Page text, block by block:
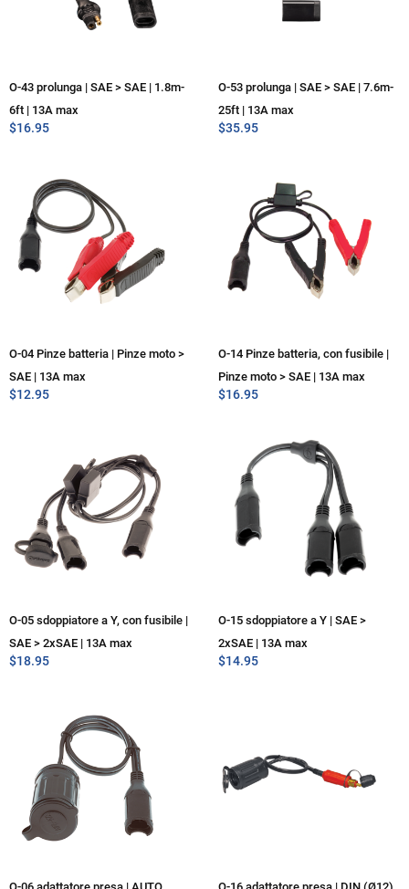
O-43 prolunga | SAE > SAE | 1.8m-
6ft | 13A max
$16.95
O-53 prolunga | SAE > SAE | 7.6m-
25ft | 13A max
$35.95
O-04 Pinze batteria | Pinze moto >
SAE | 13A max
$12.95
O-14 Pinze batteria, con fusibile |
Pinze moto > SAE | 13A max
$16.95
O-05 sdoppiatore a Y, con fusibile |
SAE > 2xSAE | 13A max
$18.95
O-15 sdoppiatore a Y | SAE >
2xSAE | 13A max
$14.95